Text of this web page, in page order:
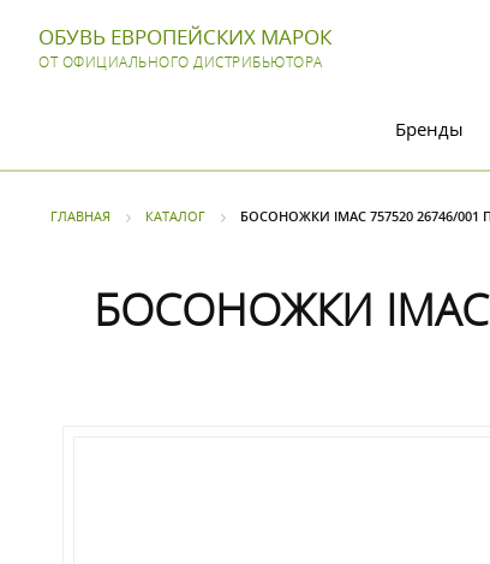
ОБУВЬ ЕВРОПЕЙСКИХ МАРОК
ОТ ОФИЦИАЛЬНОГО ДИСТРИБЬЮТОРА
Бренды
ГЛАВНАЯ КАТАЛОГ БОСОНОЖКИ IMAC 757520 26746/
БОСОНОЖКИ IMAC